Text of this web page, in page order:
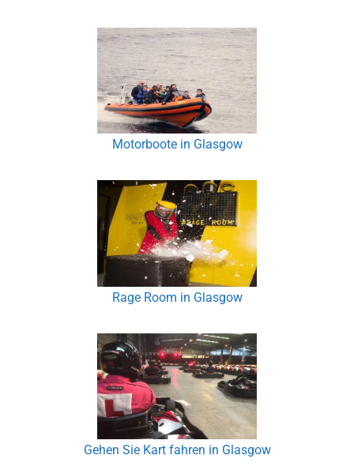
Motorboote in Glasgow
Rage Room in Glasgow
Gehen Sie Kart fahren in Glasgow